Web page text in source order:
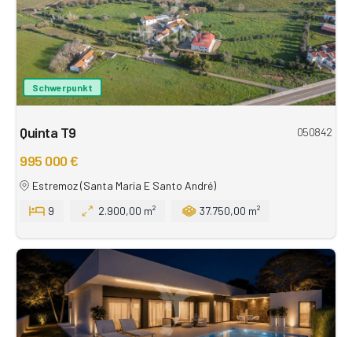
Schwerpunkt
Quinta T9 050842
995 000 €
Estremoz (Santa Maria E Santo André)
9
2.900,00 m² 37.750,00 m²